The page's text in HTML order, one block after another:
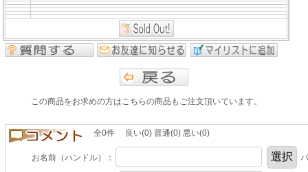
この商品をお求めの方はこちらの商品もご注文頂いています。
全0件 良い(0) 普通(0) 悪い(0)
お名前（ハンドル）：